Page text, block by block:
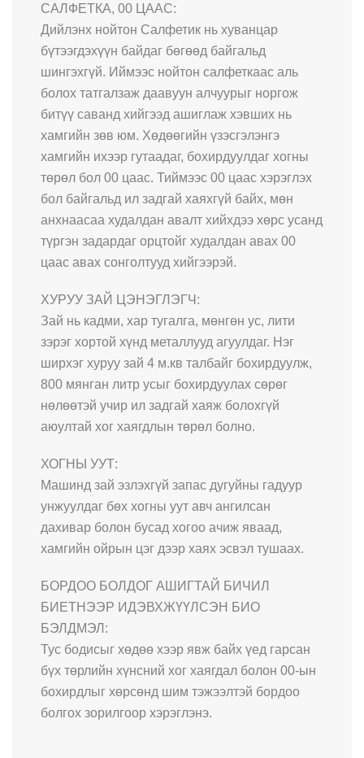
САЛФЕТКА, 00 ЦААС:
Дийлэнх нойтон Салфетик нь хуванцар
бүтээгдэхүүн байдаг бөгөөд байгальд
шингэхгүй. Иймээс нойтон салфеткаас аль
болох татгалзаж даавуун алчуурыг норгож
битүү саванд хийгээд ашиглаж хэвших нь
хамгийн зөв юм. Хөдөөгийн үзэсгэлэнгэ
хамгийн ихээр гутаадаг, бохирдуулдаг хогны
төрөл бол 00 цаас. Тиймээс 00 цаас хэрэглэх
бол байгальд ил задгай хаяхгүй байх, мөн
анхнаасаа худалдан авалт хийхдээ хөрс усанд
түргэн задардаг орцтойг худалдан авах 00
цаас авах сонголтууд хийгээрэй.
ХУРУУ ЗАЙ ЦЭНЭГЛЭГЧ:
Зай нь кадми, хар тугалга, мөнгөн ус, лити
зэрэг хортой хүнд металлууд агуулдаг. Нэг
ширхэг хуруу зай 4 м.кв талбайг бохирдуулж,
800 мянган литр усыг бохирдуулах сөрөг
нөлөөтэй учир ил задгай хаяж болохгүй
аюултай хог хаягдлын төрөл болно.
ХОГНЫ УУТ:
Машинд зай эзлэхгүй запас дугуйны гадуур
унжуулдаг бөх хогны уут авч ангилсан
дахивар болон бусад хогоо ачиж яваад,
хамгийн ойрын цэг дээр хаях эсвэл тушаах.
БОРДОО БОЛДОГ АШИГТАЙ БИЧИЛ
БИЕТНЭЭР ИДЭВХЖҮҮЛСЭН БИО
БЭЛДМЭЛ:
Тус бодисыг хөдөө хээр явж байх үед гарсан
бүх төрлийн хүнсний хог хаягдал болон 00-ын
бохирдлыг хөрсөнд шим тэжээлтэй бордоо
болгох зорилгоор хэрэглэнэ.